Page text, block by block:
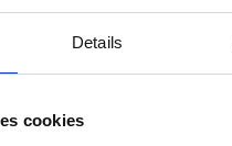
Details
cookies
exigeait de courtes
la puissance